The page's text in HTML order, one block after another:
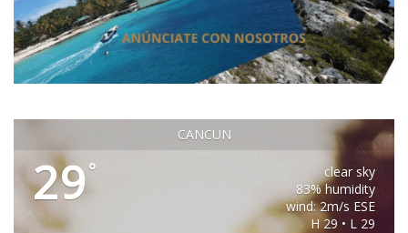
CANCUN
29°
clear sky
83% humidity
wind: 2m/s ESE
H 29 • L 29